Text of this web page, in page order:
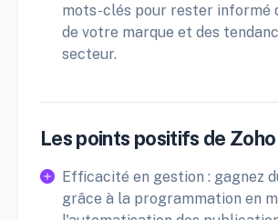
mots-clés pour rester informé
de votre marque et des
secteur.
Les points positifs de
Efficacité en gestion : gagnez
grâce à la programmation en